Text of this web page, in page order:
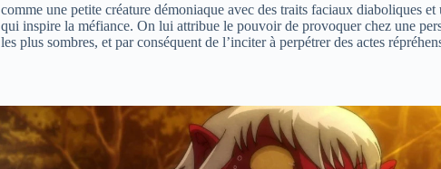
comme une petite créature démoniaque avec des traits faciaux diaboliques et
qui inspire la méfiance. On lui attribue le pouvoir de provoquer chez une
les plus sombres, et par conséquent de l’inciter à perpétrer des actes